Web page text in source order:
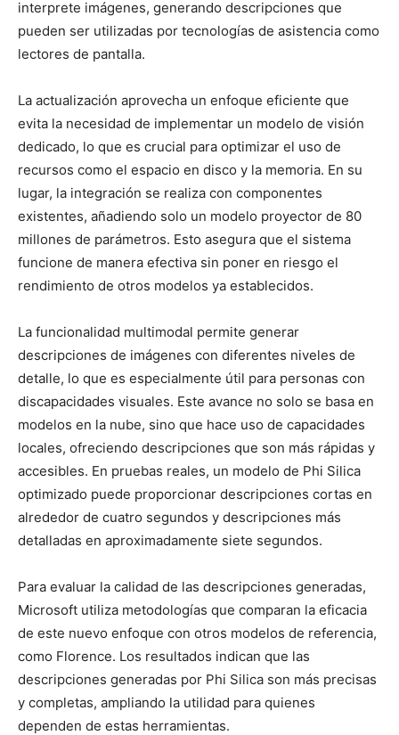
interprete imágenes, generando descripciones que
pueden ser utilizadas por tecnologías de asistencia como
lectores de pantalla.
La actualización aprovecha un enfoque eficiente que
evita la necesidad de implementar un modelo de visión
dedicado, lo que es crucial para optimizar el uso de
recursos como el espacio en disco y la memoria. En su
lugar, la integración se realiza con componentes
existentes, añadiendo solo un modelo proyector de 80
millones de parámetros. Esto asegura que el sistema
funcione de manera efectiva sin poner en riesgo el
rendimiento de otros modelos ya establecidos.
La funcionalidad multimodal permite generar
descripciones de imágenes con diferentes niveles de
detalle, lo que es especialmente útil para personas con
discapacidades visuales. Este avance no solo se basa en
modelos en la nube, sino que hace uso de capacidades
locales, ofreciendo descripciones que son más rápidas y
accesibles. En pruebas reales, un modelo de Phi Silica
optimizado puede proporcionar descripciones cortas en
alrededor de cuatro segundos y descripciones más
detalladas en aproximadamente siete segundos.
Para evaluar la calidad de las descripciones generadas,
Microsoft utiliza metodologías que comparan la eficacia
de este nuevo enfoque con otros modelos de referencia,
como Florence. Los resultados indican que las
descripciones generadas por Phi Silica son más precisas
y completas, ampliando la utilidad para quienes
dependen de estas herramientas.